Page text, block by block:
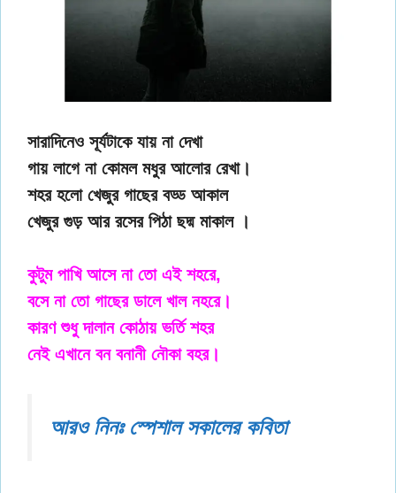
সারাদিনেও সূর্যটাকে যায় না দেখা
গায় লাগে না কোমল মধুর আলোর রেখা।
শহর হলো খেজুর গাছের বড্ড আকাল
খেজুর গুড় আর রসের পিঠা ছদ্ম মাকাল ।
কুটুম পাখি আসে না তো এই শহরে,
বসে না তো গাছের ডালে খাল নহরে।
কারণ শুধু দালান কোঠায় ভর্তি শহর
নেই এখানে বন বনানী নৌকা বহর।
আরও নিনঃ স্পেশাল সকালের কবিতা